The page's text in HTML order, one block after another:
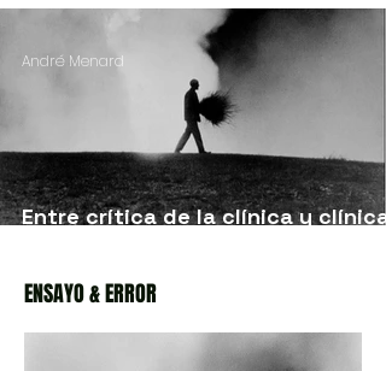
Zurcidor de fantasmas
Entre crítica de la clínica y clínica
André Menard
ENSAYO & ERROR